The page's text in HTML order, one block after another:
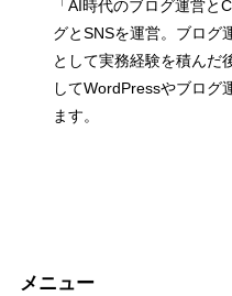
「AI時代のブログ運営と
グとSNSを運営。ブログ
として実務経験を積んだ
してWordPressやブログ
ます。
メニュー